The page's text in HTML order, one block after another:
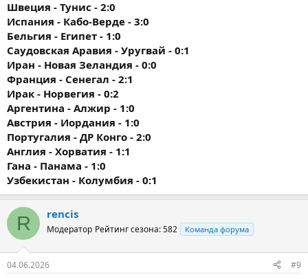
Швеция - Тунис - 2:0
Испания - Кабо-Верде - 3:0
Бельгия - Египет - 1:0
Саудовская Аравия - Уругвай - 0:1
Иран - Новая Зеландия - 0:0
Франция - Сенегал - 2:1
Ирак - Норвегия - 0:2
Аргентина - Алжир - 1:0
Австрия - Иордания - 1:0
Португалия - ДР Конго - 2:0
Англия - Хорватия - 1:1
Гана - Панама - 1:0
Узбекистан - Колумбия - 0:1
R rencis
Модератор Рейтинг сезона: 582 Команда форума
04.06.2026 #9